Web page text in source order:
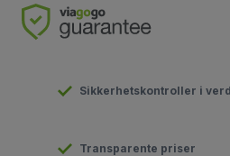
Sikkerhetskontroller i
Transparente priser